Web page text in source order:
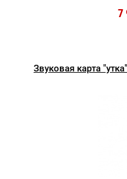
7
Звуковая карта